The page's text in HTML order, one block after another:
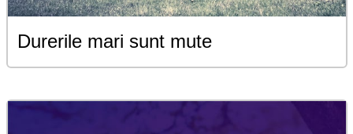
Durerile mari sunt mute